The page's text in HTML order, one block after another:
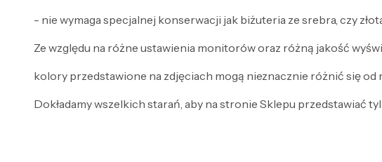
- nie wymaga specjalnej konserwacji jak biżuteria ze srebra, czy
Ze względu na różne ustawienia monitorów oraz różną jakość
kolory przedstawione na zdjęciach mogą nieznacznie różnić się od
Dokładamy wszelkich starań, aby na stronie Sklepu przedstawiać